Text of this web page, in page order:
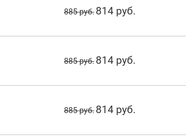
885 руб. 814 руб.
885 руб. 814 руб.
885 руб. 814 руб.